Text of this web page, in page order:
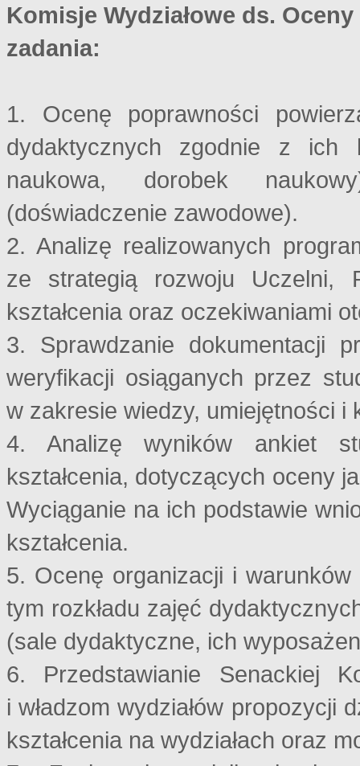
Komisje Wydziałowe ds.
zadania:
1. Ocenę poprawności
dydaktycznych zgodnie z ich
naukowa, dorobek
(doświadczenie zawodowe).
2. Analizę realizowanych
ze strategią rozwoju Uczelni,
kształcenia oraz oczekiwaniami
3. Sprawdzanie dokumentacji
weryfikacji osiąganych przez
w zakresie wiedzy, umiejętności i
4. Analizę wyników ankiet
kształcenia, dotyczących oceny
Wyciąganie na ich podstawie
kształcenia.
5. Ocenę organizacji i warunków
tym rozkładu zajęć
(sale dydaktyczne, ich
6. Przedstawianie Senackiej
i władzom wydziałów propozycji
kształcenia na wydziałach oraz